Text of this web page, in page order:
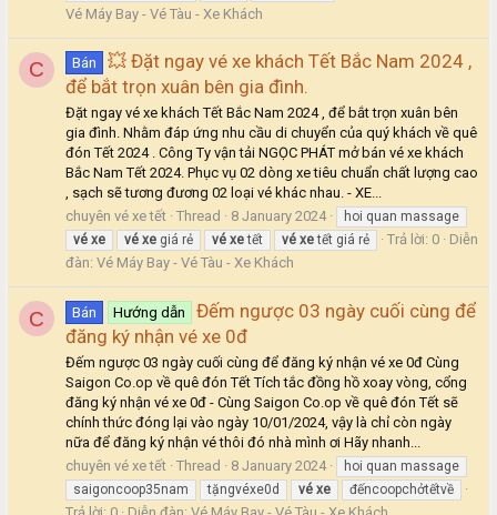
Vé Máy Bay - Vé Tàu - Xe Khách
C Bán
💥 Đặt ngay vé xe khách Tết Bắc Nam 2024 ,
để bắt trọn xuân bên gia đình.
Đặt ngay vé xe khách Tết Bắc Nam 2024 , để bắt trọn xuân bên
gia đình. Nhằm đáp ứng nhu cầu di chuyển của quý khách về quê
đón Tết 2024 . Công Ty vận tải NGỌC PHÁT mở bán vé xe khách
Bắc Nam Tết 2024. Phục vụ 02 dòng xe tiêu chuẩn chất lượng cao
, sạch sẽ tương đương 02 loại vé khác nhau. - XE...
chuyên vé xe tết Thread 8 January 2024
hoi quan massage
vé xe vé xe giá rẻ vé xetết vé xetết giá rẻ Trả lời: 0
Diễn
đàn: Vé Máy Bay - Vé Tàu - Xe Khách
C Bán Hướng dẫn
Đếm ngược 03 ngày cuối cùng để
đăng ký nhận vé xe 0đ
Đếm ngược 03 ngày cuối cùng để đăng ký nhận vé xe 0đ Cùng
Saigon Co.op về quê đón Tết Tích tắc đồng hồ xoay vòng, cổng
đăng ký nhận vé xe 0đ - Cùng Saigon Co.op về quê đón Tết sẽ
chính thức đóng lại vào ngày 10/01/2024, vậy là chỉ còn ngày
nữa để đăng ký nhận vé thôi đó nhà mình ơi Hãy nhanh...
chuyên vé xe tết Thread 8 January 2024
hoi quan massage
saigoncoop35nam
tặngvéxe0d vé xe đếncoopchởtếtvề